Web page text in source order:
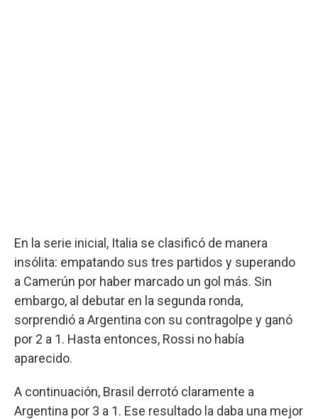
En la serie inicial, Italia se clasificó de manera
insólita: empatando sus tres partidos y superando
a Camerún por haber marcado un gol más. Sin
embargo, al debutar en la segunda ronda,
sorprendió a Argentina con su contragolpe y ganó
por 2 a 1. Hasta entonces, Rossi no había
aparecido.
A continuación, Brasil derrotó claramente a
Argentina por 3 a 1. Ese resultado la daba una mejor